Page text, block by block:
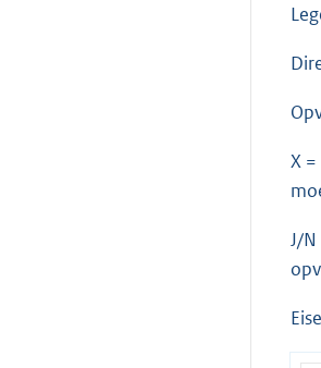
X
J/